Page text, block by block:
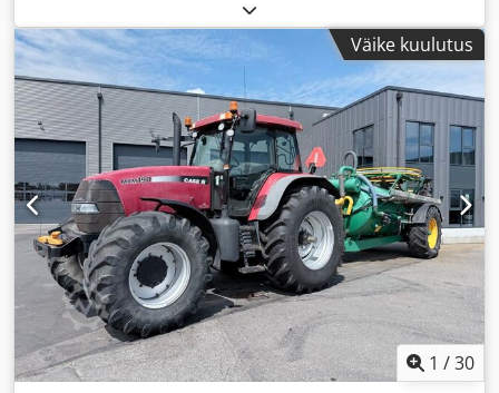
, töötunnid:
kabiin,
Väike kuulutus
1 /30